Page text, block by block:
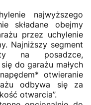
najwyższego
składane obejmy
przez uchylenie
Najniższy segment
na posadzce,
do garażu małych
otwieranie
odbywa się za
otwarcia”.